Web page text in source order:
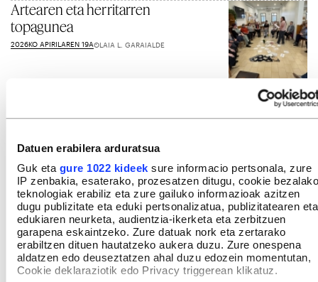
Datuen erabilera arduratsua
Guk eta gure 1022 kideek sure informacio pertsonala, zure
IP zenbakia, esaterako, prozesatzen ditugu, cookie bezalako
teknologiak erabiliz eta zure gailuko informazioak azitzen
dugu publizitate eta eduki pertsonalizatua, publizitatearen eta
edukiaren neurketa, audientzia-ikerketa eta zerbitzuen
garapena eskaintzeko. Zure datuak nork eta zertarako
erabiltzen dituen hautatzeko aukera duzu. Zure onespena
aldatzen edo deuseztatzen ahal duzu edozein momentutan,
Cookie deklaraziotik edo Privacy triggerean klikatuz.
Artearen eta herritarren
topagunea
2026KO APIRILAREN 19AOLAIA L. GARAIALDE